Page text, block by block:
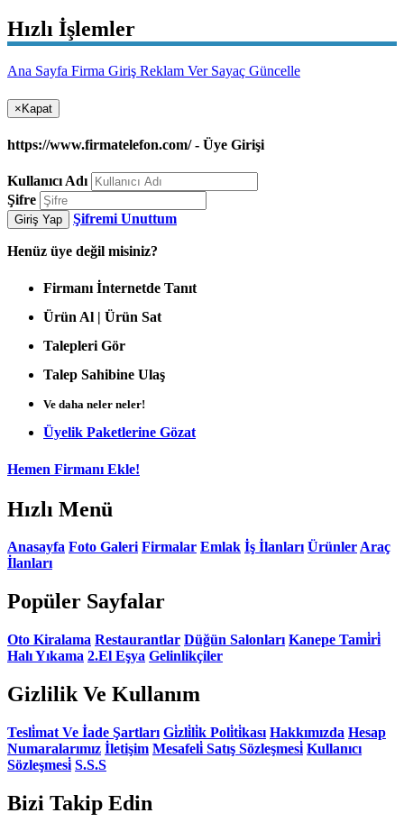
Hızlı İşlemler
Ana Sayfa Firma Giriş Reklam Ver Sayaç Güncelle
×Kapat
https://www.firmatelefon.com/ - Üye Girişi
Kullanıcı Adı
Şifre
Giriş Yap Şifremi Unuttum
Henüz üye değil misiniz?
Firmanı İnternetde Tanıt
Ürün Al | Ürün Sat
Talepleri Gör
Talep Sahibine Ulaş
Ve daha neler neler!
Üyelik Paketlerine Gözat
Hemen Firmanı Ekle!
Hızlı Menü
Anasayfa Foto Galeri Firmalar Emlak İş İlanları ÜrünlerAraç
İlanları
Popüler Sayfalar
Oto Kiralama Restaurantlar Düğün Salonları Kanepe Tami̇ri̇
Halı Yıkama 2.El Eşya Gelinlikçiler
Gizlilik Ve Kullanım
Tesli̇mat Ve İade Şartları Gi̇zli̇li̇k Poli̇ti̇kası Hakkımızda Hesap
Numaralarımız İletişim Mesafeli̇ Satış Sözleşmesi̇ Kullanıcı
Sözleşmesi̇ S.S.S
Bizi Takip Edin